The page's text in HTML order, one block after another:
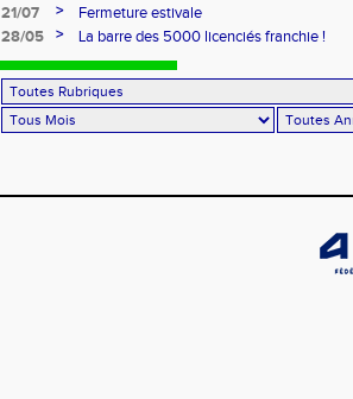
21/07
>
Fermeture estivale
28/05
> La barre des 5000 licenciés franchie !